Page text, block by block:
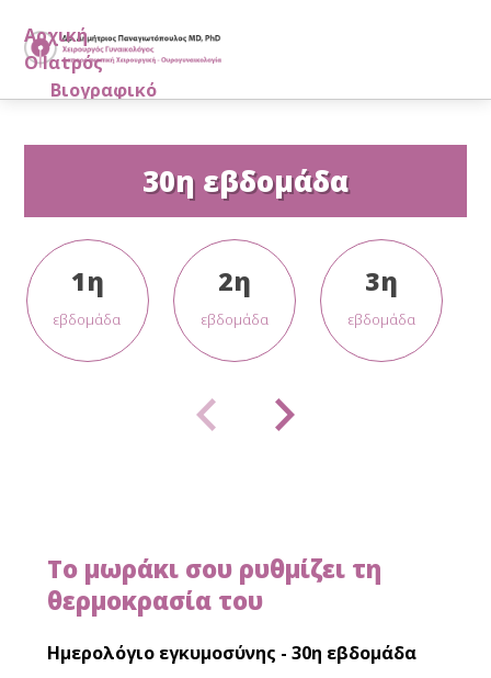
Αρχική
Ο Ιατρός
Βιογραφικό
Μέλος επιστημονικών εταιρειών
Μαρτυρίες Ασθενών
Πιστοποίηση TÜV
Λαπαροσκοπική Χειρουργική
Η Εξειδίκευσή μας
Τα Προτερήματα
Μέθοδοι - Υστεροσκόπηση
Λαπαροσκοπική Αφαίρεση Ινομυωμάτων
Λαπαροσκοπική Χειρουργική Πρόπτωσης
Μήτρας / Κυστεοκήλης / Ορθοκήλης -
Λαπαροσκοπική Χειρουργική στην
30η εβδομάδα
1η
εβδομάδα
2η
εβδομάδα
3η
εβδομάδα
Το μωράκι σου ρυθμίζει τη
θερμοκρασία του
Ημερολόγιο εγκυμοσύνης - 30η εβδομάδα